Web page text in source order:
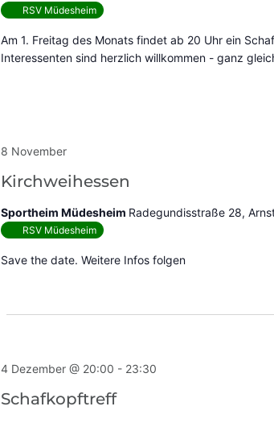
RSV Müdesheim
Am 1. Freitag des Monats findet ab 20 Uhr ein
Interessenten sind herzlich willkommen - ganz
Kirchweihessen
8 November
Sportheim Müdesheim Radegundisstraße 28,
RSV Müdesheim
Save the date. Weitere Infos folgen
Schafkopftreff
4 Dezember @ 20:00 - 23:30